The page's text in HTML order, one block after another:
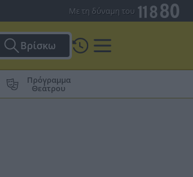
Με τη δύναμη του
Βρίσκω
Πρόγραμμα
Θεάτρου